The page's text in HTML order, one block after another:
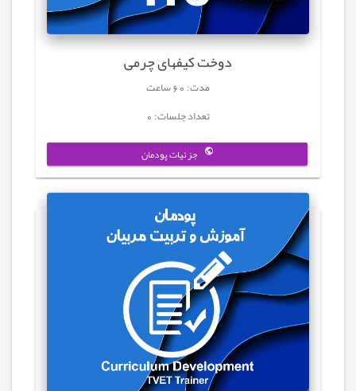
دوخت کیفهای چرمی
مدت: 60 ساعت
تعداد جلسات: 0
جزئیات پودمان